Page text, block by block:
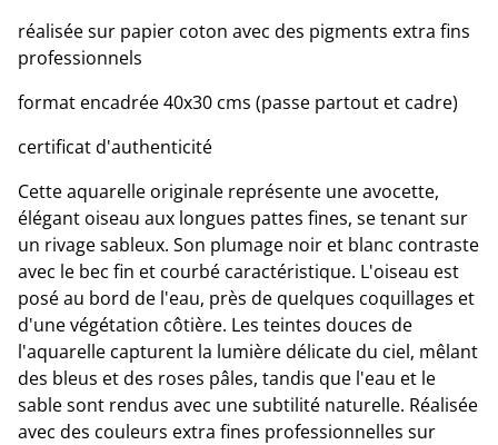
réalisée sur papier coton avec des pigments extra fins
professionnels
format encadrée 40x30 cms (passe partout et cadre)
certificat d'authenticité
Cette aquarelle originale représente une avocette,
élégant oiseau aux longues pattes fines, se tenant sur
un rivage sableux. Son plumage noir et blanc contraste
avec le bec fin et courbé caractéristique. L'oiseau est
posé au bord de l'eau, près de quelques coquillages et
d'une végétation côtière. Les teintes douces de
l'aquarelle capturent la lumière délicate du ciel, mêlant
des bleus et des roses pâles, tandis que l'eau et le
sable sont rendus avec une subtilité naturelle. Réalisée
avec des couleurs extra fines professionnelles sur